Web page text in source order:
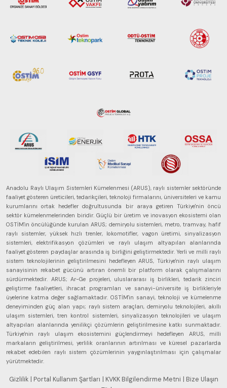
Türkiye ve dünya
sektörünü teknoloji
ve gelecek
çalışmasıdır.
Anadolu Raylı Ulaşım Sistemleri Kümelenmesi (ARUS), raylı sistemler sektöründe
faaliyet gösteren üreticileri, tedarikçileri, teknoloji firmalarını, üniversiteleri ve kamu
kurumlarını ortak hedefler doğrultusunda bir araya getiren Türkiye'nin öncü
sektör kümelenmelerinden biridir. Güçlü bir üretim ve inovasyon ekosistemi olan
OSTİM'in öncülüğünde kurulan ARUS; demiryolu sistemleri, metro, tramvay, hafif
raylı sistemler, yüksek hızlı trenler, lokomotifler, vagon üretimi, sinyalizasyon
sistemleri, elektrifikasyon çözümleri ve raylı ulaşım altyapıları alanlarında
faaliyet gösteren paydaşlar arasında iş birliğini geliştirmektedir. Yerli ve milli raylı
sistem teknolojilerinin geliştirilmesini hedefleyen ARUS, Türkiye'nin raylı ulaşım
sanayisinin rekabet gücünü artıran önemli bir platform olarak çalışmalarını
sürdürmektedir. ARUS; Ar-Ge projeleri, uluslararası iş birlikleri, tedarik zinciri
geliştirme faaliyetleri, ihracat programları ve sanayi-üniversite iş birlikleriyle
üyelerine katma değer sağlamaktadır. OSTİM'in sanayi, teknoloji ve kümelenme
deneyiminden güç alan yapı; raylı sistem araçları, demiryolu teknolojileri, akıllı
ulaşım sistemleri, tren kontrol sistemleri, sinyalizasyon teknolojileri ve ulaşım
altyapıları alanlarında yenilikçi çözümlerin geliştirilmesine katkı sunmaktadır.
Türkiye'nin raylı ulaşım ekosistemini güçlendirmeyi hedefleyen ARUS, milli
markaların geliştirilmesi, yerlilik oranlarının artırılması ve küresel pazarlarda
rekabet edebilen raylı sistem çözümlerinin yaygınlaştırılması için çalışmalar
yürütmektedir.
Gizlilik | Portal Kullanım Şartları | KVKK Bilgilendirme Metni
| Bize Ulaşın